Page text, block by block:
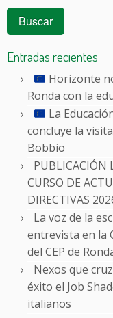
Entradas recientes
Horizonte
Ronda con la
La
concluye la
Bobbio
PUBLICACIÓN
CURSO DE
DIRECTIVAS
La voz de la
entrevista en la
del CEP de
Nexos que
éxito el Job
italianos